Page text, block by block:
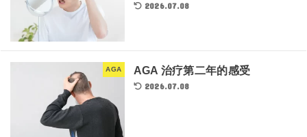
2026.07.08
AGA AGA 治疗第二年的感受
2026.07.08